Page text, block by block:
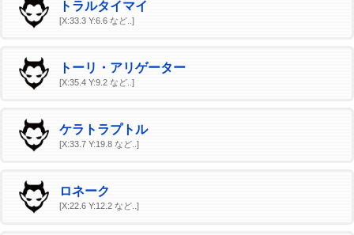
トラルタイマイ
[X:33.3 Y:6.6 など..]
トーリ・アリゲーター
[X:35.4 Y:9.2 など..]
ケラトラプトル
[X:33.7 Y:19.8 など..]
ロネーク
[X:22.6 Y:12.2 など..]